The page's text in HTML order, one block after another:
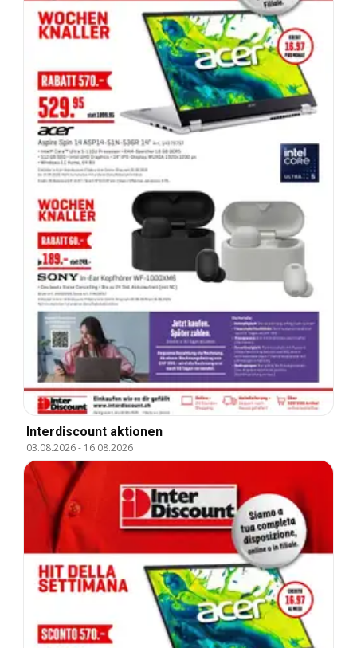
Interdiscount aktionen
03.08.2026- 16.08.2026